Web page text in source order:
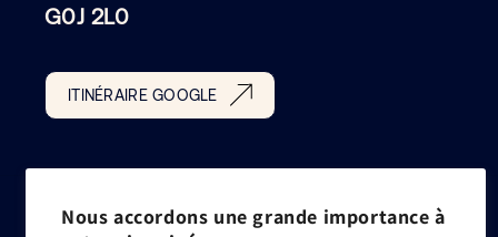
Nous accordons une grande importance à
G0J 2L0
ITINÉRAIRE GOOGLE